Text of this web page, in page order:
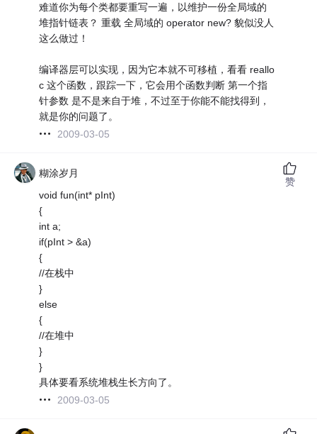
难道你为每个类都要重写一遍，以维护一份全局域的
堆指针链表？ 重载 全局域的 operator new? 貌似没人
这么做过！
编译器层可以实现，因为它本就不可移植，看看 reallo
c 这个函数，跟踪一下，它会用个函数判断 第一个指
针参数 是不是来自于堆，不过至于你能不能找得到，
就是你的问题了。
2009-03-05
糊涂岁月
void fun(int* pInt)
{
int a;
if(pInt > &a)
{
//在栈中
}
else
{
//在堆中
}
}
具体要看系统堆栈生长方向了。
2009-03-05
赞